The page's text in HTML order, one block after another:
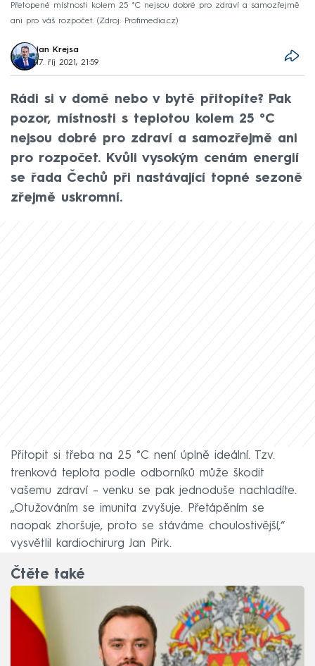
Přetopené místnosti kolem 25 °C nejsou dobré pro zdraví a samozřejmě
ani pro váš rozpočet.
Zdroj: Profimedia.cz
Jan Krejsa
17. říj 2021, 21:59
Rádi si v domě nebo v bytě přitopíte? Pak
pozor, místnosti s teplotou kolem 25 °C
nejsou dobré pro zdraví a samozřejmě ani
pro rozpočet. Kvůli vysokým cenám energií
se řada Čechů při nastávající topné sezoně
zřejmě uskromní.
Přitopit si třeba na 25 °C není úplně ideální. Tzv.
trenková teplota podle odborníků může škodit
vašemu zdraví – venku se pak jednoduše nachladíte.
„Otužováním se imunita zvyšuje. Přetápěním se
naopak zhoršuje, proto se stáváme choulostivější,“
vysvětlil kardiochirurg Jan Pirk.
Čtěte také